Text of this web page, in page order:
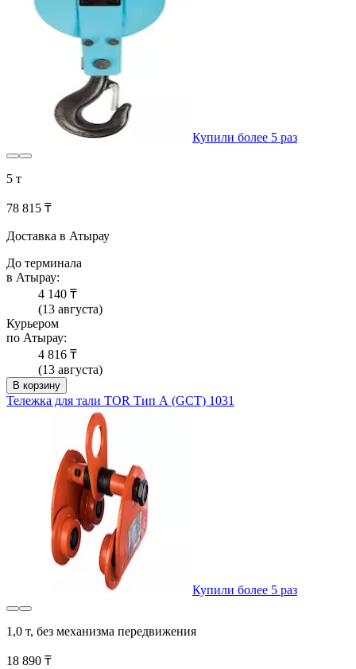
Купили более 5 раз
5 т
78 815 ₸
Доставка в Атырау
До терминала
в Атырау:
4 140 ₸
(13 августа)
Курьером
по Атырау:
4 816 ₸
(13 августа)
В корзину
Тележка для тали TOR Тип А (GCT) 1031
Купили более 5 раз
1,0 т, без механизма передвижения
18 890 ₸